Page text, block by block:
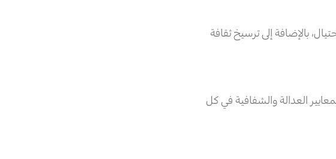
بالإضافة إلى ترسيخ ثقافة
العدالة والشفافية في كل